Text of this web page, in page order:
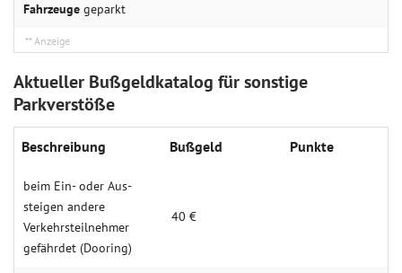
Fahr­zeuge geparkt
Aktueller Bußgeldkatalog für sonstige
Parkverstöße
Beschrei­bung Buß­geld Punk­te
beim Ein- oder Aus­
steigen andere
Verkehrs­teilneh­mer
gefähr­det (Dooring)
40 €